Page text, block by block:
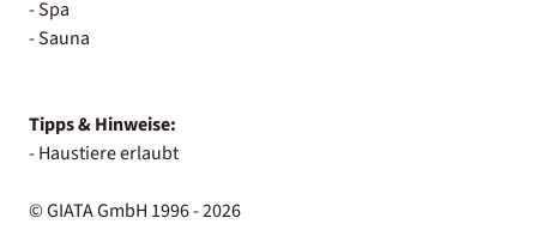
- Spa
- Sauna
Tipps & Hinweise:
- Haustiere erlaubt
© GIATA GmbH 1996 - 2026